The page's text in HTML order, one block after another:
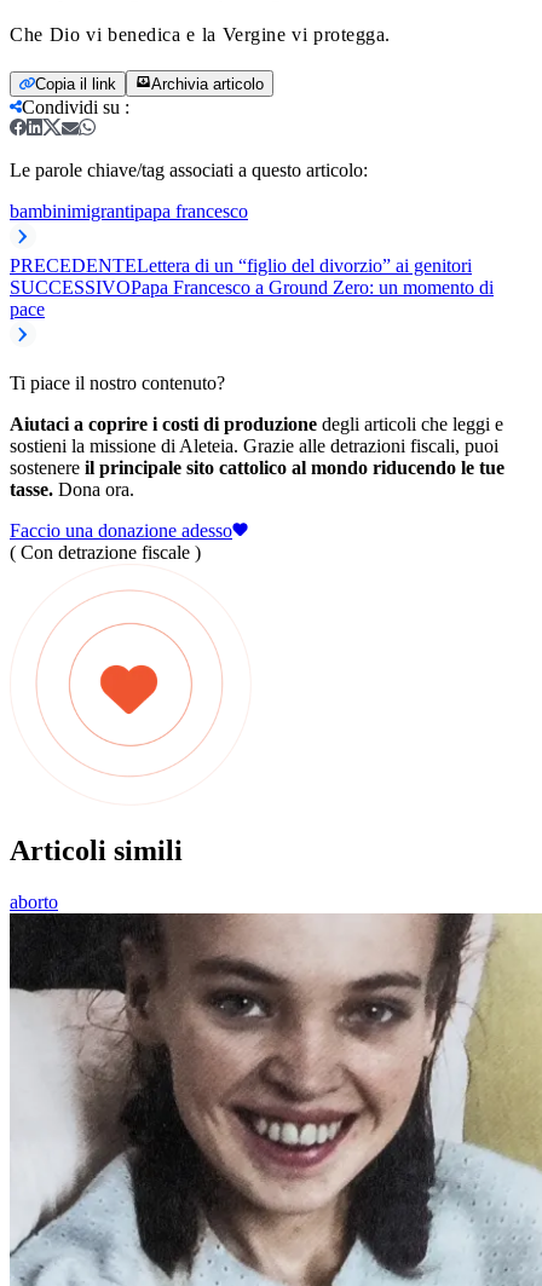
Che Dio vi benedica e la Vergine vi protegga.
Copia il link Archivia articolo
Condividi su :
Le parole chiave/tag associati a questo articolo:
bambinimigrantipapa francesco
PRECEDENTELettera di un “figlio del divorzio” ai genitori
SUCCESSIVOPapa Francesco a Ground Zero: un momento di
pace
Ti piace il nostro contenuto?
Aiutaci a coprire i costi di produzione degli articoli che leggi e
sostieni la missione di Aleteia. Grazie alle detrazioni fiscali, puoi
sostenere il principale sito cattolico al mondo riducendo le tue
tasse. Dona ora.
Faccio una donazione adesso
( Con detrazione fiscale )
Articoli simili
aborto